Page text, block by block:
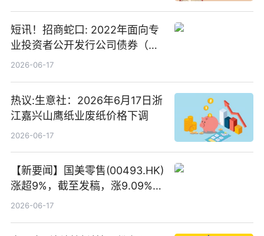
短讯！招商蛇口: 2022年面向专
业投资者公开发行公司债券（第
二期）（品种二）2026年付息公
2026-06-17
热议:生意社：2026年6月17日浙
江嘉兴山鹰纸业废纸价格下调
2026-06-17
【新要闻】国美零售(00493.HK)
涨超9%，截至发稿，涨9.09%，
报0.012港元，成交额37.26万港
2026-06-17